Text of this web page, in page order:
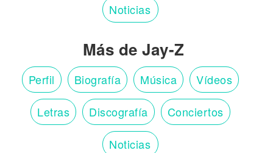
Noticias
Más de Jay-Z
Perfil Biografía Música Vídeos
Letras Discografía Conciertos
Noticias